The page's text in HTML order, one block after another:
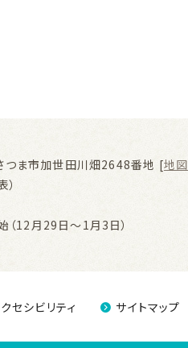
つま市加世田川畑2648番地 [地図
（12月29日～1月3日）
セシビリティ サイトマップ